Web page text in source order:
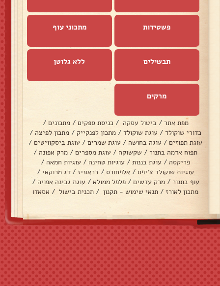
פשטידות מתכוני עוף
תבשילים ללא גלוטן
מרקים
מפת אתר / ביטול עסקה / כניסת ספקים / מתכונים /
כדורי שוקולד / עוגת שוקולד / מתכון לפנקייק / מתכון לפיצה /
עוגת תפוזים / עוגה בחושה / עוגת שמרים / עוגת ביסקוויטים /
תפוח אדמה בתנור / שקשוקה / עוגת מספרים / מרק אפונה /
פריקסה / עוגת בננות / עוגיות טחינה / עוגיות חמאה /
עוגיות שוקולד צ׳יפס / אלפחורס / בראוניז / דג מרוקאי /
עוף בתנור / מרק עדשים / פלפל ממולא / עוגת גבינה אפויה /
מתכון לאורז / תנאי שימוש - תקנון / תכנית בישול / אסאדו